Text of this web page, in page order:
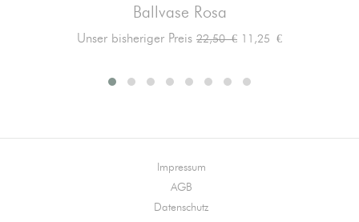
Ballvase Rosa
Unser bisheriger Preis Verkaufspreis
22,50 € Preis
11,25 €
Impressum
AGB
Datenschutz